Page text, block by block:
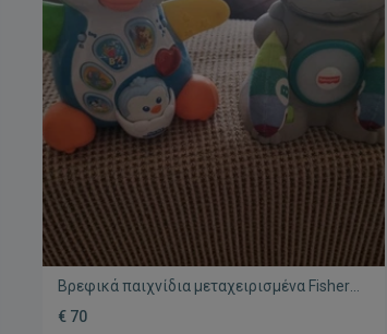
Βρεφικά παιχνίδια μεταχειρισμένα Fisher
€ 70